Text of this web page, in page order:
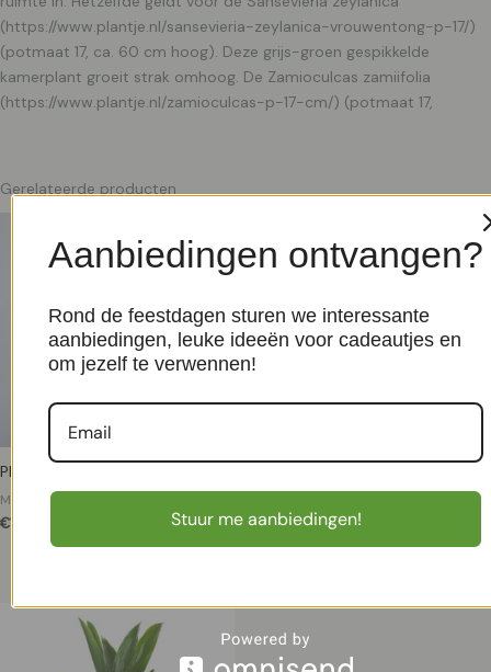
(https://www.plantje.nl/sansevieria-zeylanica-vrouwentong-p-17/)
(potmaat 17, ca. 60 cm hoog). Deze grijs-groen gespikkelde
kamerplant groeit strak omhoog. De Zamioculcas zamiifolia
(https://www.plantje.nl/zamioculcas-p-17-cm/) (potmaat 17,
Gerelateerde producten
Philodendron Shangri-La – P17
Makkelijke kamerplanten
€18,99
P21
Makkelijke kamerplanten
€34,99
Aanbiedingen ontvangen?
Rond de feestdagen sturen we interessante
aanbiedingen, leuke ideeën voor cadeautjes en
om jezelf te verwennen!
Stuur me aanbiedingen!